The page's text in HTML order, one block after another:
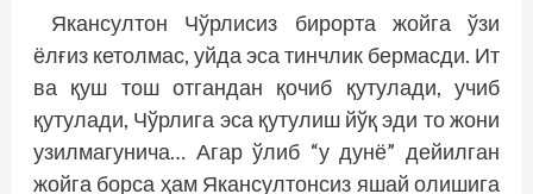
Якансултон Чўрлисиз бирорта жойга ўзи
ёлғиз кетолмас, уйда эса тинчлик бермасди. Ит
ва қуш тош отгандан қочиб қутулади, учиб
қутулади, Чўрлига эса қутулиш йўқ эди то жони
узилмагунича… Агар ўлиб “у дунё” дейилган
жойга борса ҳам Якансултонсиз яшай олишига